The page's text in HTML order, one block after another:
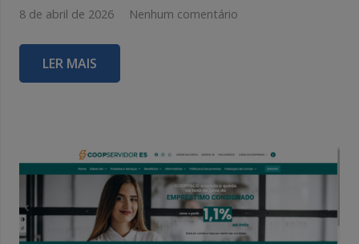
8 de abril de 2026 Nenhum comentário
LER MAIS